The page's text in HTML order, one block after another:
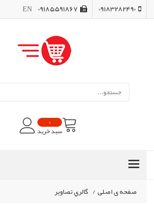
09183282490
09185591867
EN
0
سبد خرید
صفحه ی اصلی/ گالري تصاوير